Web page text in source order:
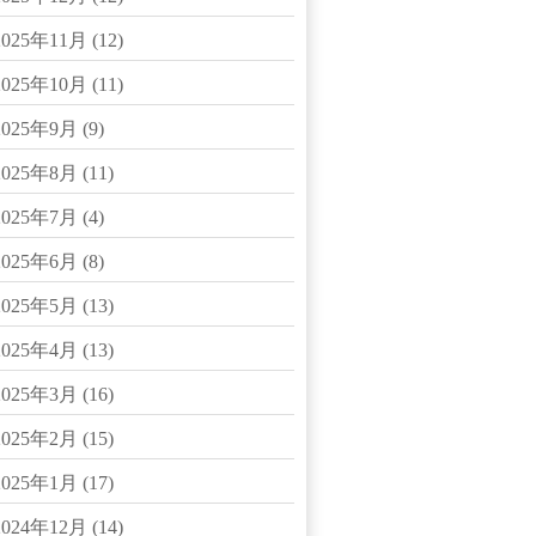
年11月 (12)
年10月 (11)
年9月 (9)
年8月 (11)
年7月 (4)
年6月 (8)
年5月 (13)
年4月 (13)
年3月 (16)
年2月 (15)
年1月 (17)
年12月 (14)